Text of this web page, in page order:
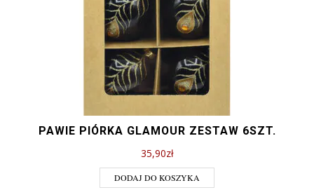
PAWIE PIÓRKA GLAMOUR ZESTAW 6SZT.
35,90zł
DODAJ DO KOSZYKA